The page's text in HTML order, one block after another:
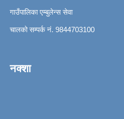
गाउँपालिका एम्बुलेन्स सेवा
चालको सम्पर्क नं. 9844703100
नक्शा